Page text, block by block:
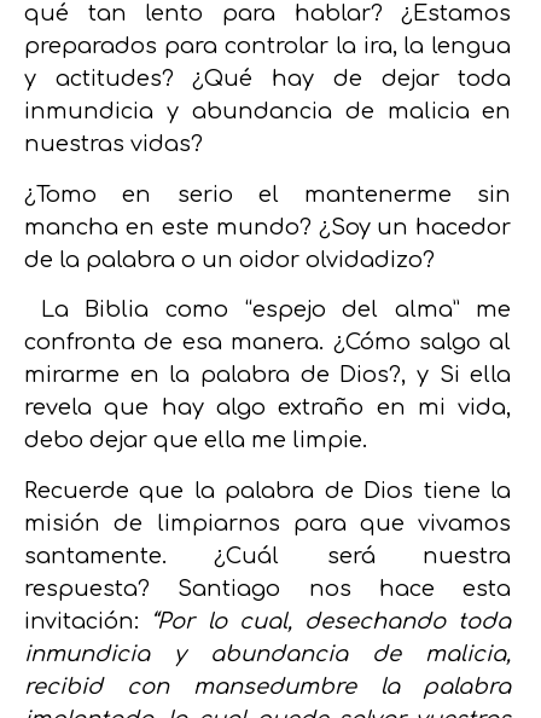
qué tan lento para hablar? ¿Estamos
preparados para controlar la ira, la lengua
y actitudes? ¿Qué hay de dejar toda
inmundicia y abundancia de malicia en
nuestras vidas?
¿Tomo en serio el mantenerme sin
mancha en este mundo? ¿Soy un hacedor
de la palabra o un oidor olvidadizo?
La Biblia como “espejo del alma” me
confronta de esa manera. ¿Cómo salgo al
mirarme en la palabra de Dios?, y Si ella
revela que hay algo extraño en mi vida,
debo dejar que ella me limpie.
Recuerde que la palabra de Dios tiene la
misión de limpiarnos para que vivamos
santamente. ¿Cuál será nuestra
respuesta? Santiago nos hace esta
invitación:
“Por lo cual, desechando toda
inmundicia y abundancia de malicia,
recibid con mansedumbre la palabra